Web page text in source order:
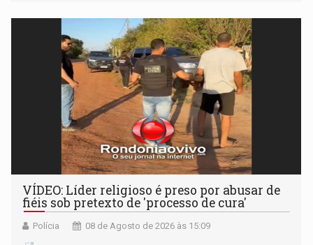
VÍDEO: Líder religioso é preso por abusar de
fiéis sob pretexto de 'processo de cura'
Polícia 08 de Agosto de 2026 às 15:09